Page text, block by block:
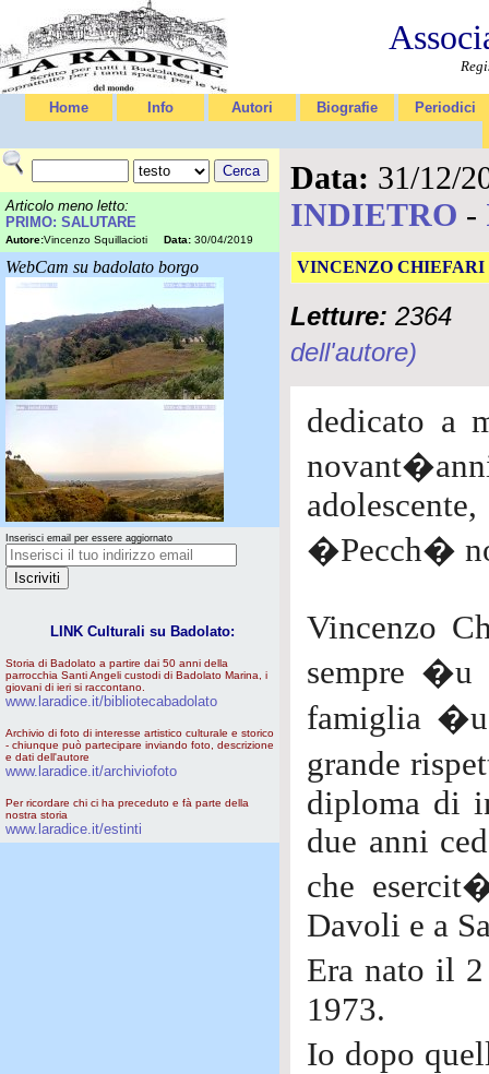
Home Info Autori Biografie Periodici
Articolo meno letto:
PRIMO: SALUTARE
Autore:Vincenzo Squillacioti Data: 30/04/2019
WebCam su badolato borgo
Inserisci email per essere aggiornato
LINK Culturali su Badolato:
Storia di Badolato a partire dai 50 anni della
parrocchia Santi Angeli custodi di Badolato Marina, i
giovani di ieri si raccontano.
www.laradice.it/bibliotecabadolato
Archivio di foto di interesse artistico culturale e storico
- chiunque può partecipare inviando foto, descrizione
e dati dell'autore
www.laradice.it/archiviofoto
Per ricordare chi ci ha preceduto e fà parte della
nostra storia
www.laradice.it/estinti
Data: 31/12/
INDIETRO -
VINCENZO CHIEFARI
Letture: 2364
dell'autore)
dedicato a
�Pecch�
Vincenzo
sempre
famiglia
grande
diploma di
due anni
che
Davoli e a
Era nato il
1973.
Io dopo